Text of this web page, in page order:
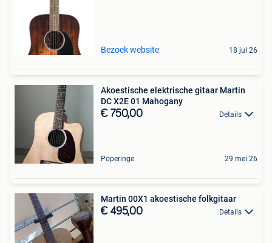
Bezoek website 18 jul 26
Akoestische elektrische gitaar Martin
DC X2E 01 Mahogany
€ 750,00 Details
Poperinge 29 mei 26
Martin 00X1 akoestische folkgitaar
€ 495,00 Details